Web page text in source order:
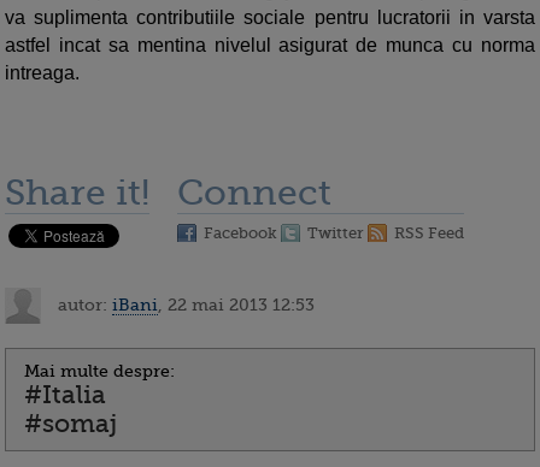
va suplimenta contributiile sociale pentru lucratorii in varsta
astfel incat sa mentina nivelul asigurat de munca cu norma
intreaga.
Share it! Connect
Facebook Twitter RSS Feed
autor: iBani , 22 mai 2013 12:53
Mai multe despre:
#Italia
#somaj